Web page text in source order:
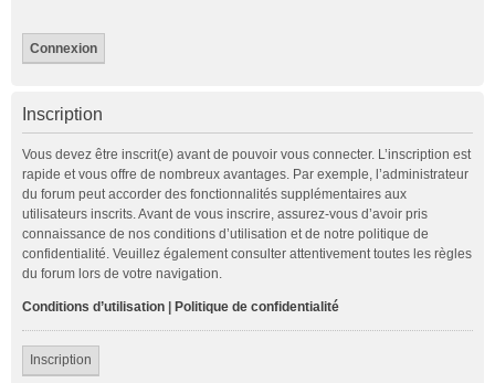
Inscription
Vous devez être inscrit(e) avant de pouvoir vous connecter. L’inscription est
rapide et vous offre de nombreux avantages. Par exemple, l’administrateur
du forum peut accorder des fonctionnalités supplémentaires aux
utilisateurs inscrits. Avant de vous inscrire, assurez-vous d’avoir pris
connaissance de nos conditions d’utilisation et de notre politique de
confidentialité. Veuillez également consulter attentivement toutes les règles
du forum lors de votre navigation.
Conditions d’utilisation Politique de confidentialité
Inscription